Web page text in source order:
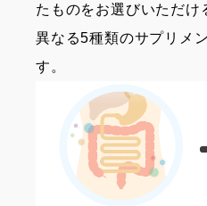
たものをお選びいただけ
異なる5種類のサプリメ
す。